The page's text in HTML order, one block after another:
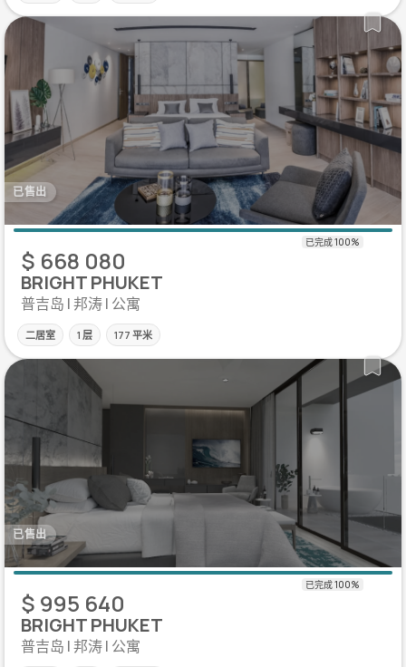
已售出
$ 668 080
BRIGHT PHUKET
普吉岛 | 邦涛 | 公寓
二居室 1 层 177 平米
已售出
$ 995 640
BRIGHT PHUKET
普吉岛 | 邦涛 | 公寓